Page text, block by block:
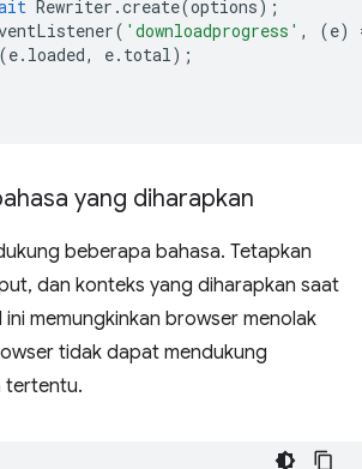
Rewriter .create(options );
( 'downloadprogress' , (e)
(e. loaded, e. total);
yang diharapkan
beberapa bahasa. Tetapkan
dan konteks yang diharapkan saat
ini memungkinkan browser menolak
tidak dapat mendukung
tertentu.